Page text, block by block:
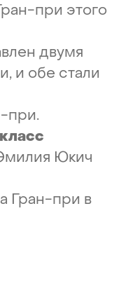
при этого
двумя
и обе стали
при.
класс
Юкич
Гран-при в